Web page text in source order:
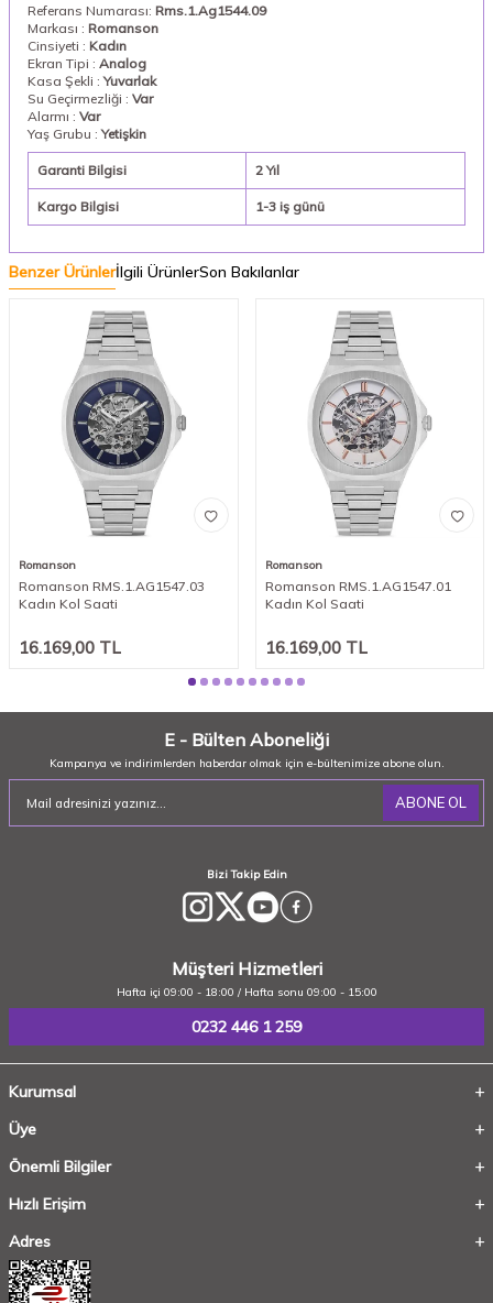
Referans Numarası: Rms.1.Ag1544.09
Markası : Romanson
Cinsiyeti : Kadın
Ekran Tipi : Analog
Kasa Şekli :Yuvarlak
Su Geçirmezliği : Var
Alarmı : Var
Yaş Grubu :Yetişkin
Garanti Bilgisi 2 Yıl
Kargo Bilgisi 1-3 iş günü
Benzer Ürünlerİlgili ÜrünlerSon Bakılanlar
Romanson
Romanson RMS.1.AG1547.03
Kadın Kol Saati
16.169,00 TL
Romanson
Romanson RMS.1.AG1547.01
Kadın Kol Saati
16.169,00TL
E - Bülten Aboneliği
Kampanya ve indirimlerden haberdar olmak için e-bültenimize abone olun.
ABONE OL
Bizi Takip Edin
Müşteri Hizmetleri
Hafta içi 09:00 - 18:00 / Hafta sonu 09:00 - 15:00
0232 446 1 259
Kurumsal
Üye
Önemli Bilgiler
Hızlı Erişim
Adres